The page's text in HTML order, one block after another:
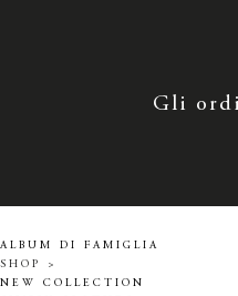
Gli
ALBUM DI FAMIGLIA
SHOP >
NEW COLLECTION